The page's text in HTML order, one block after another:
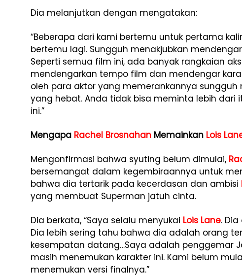
Dia melanjutkan dengan mengatakan:
“Beberapa dari kami bertemu untuk pertama
bertemu lagi. Sungguh menakjubkan
Seperti semua film ini, ada banyak rangkaian
mendengarkan tempo film dan mendengar
oleh para aktor yang memerankannya sungguh
yang hebat. Anda tidak bisa meminta lebih dari
ini.”
Mengapa Rachel Brosnahan Memainkan Lois
Mengonfirmasi bahwa syuting belum dimulai,
bersemangat dalam kegembiraannya untuk
bahwa dia tertarik pada kecerdasan dan ambisi
yang membuat Superman jatuh cinta.
Dia berkata, “Saya selalu menyukai Lois Lane.
Dia lebih sering tahu bahwa dia adalah orang
kesempatan datang…Saya adalah penggemar
masih menemukan karakter ini. Kami belum
menemukan versi finalnya.”